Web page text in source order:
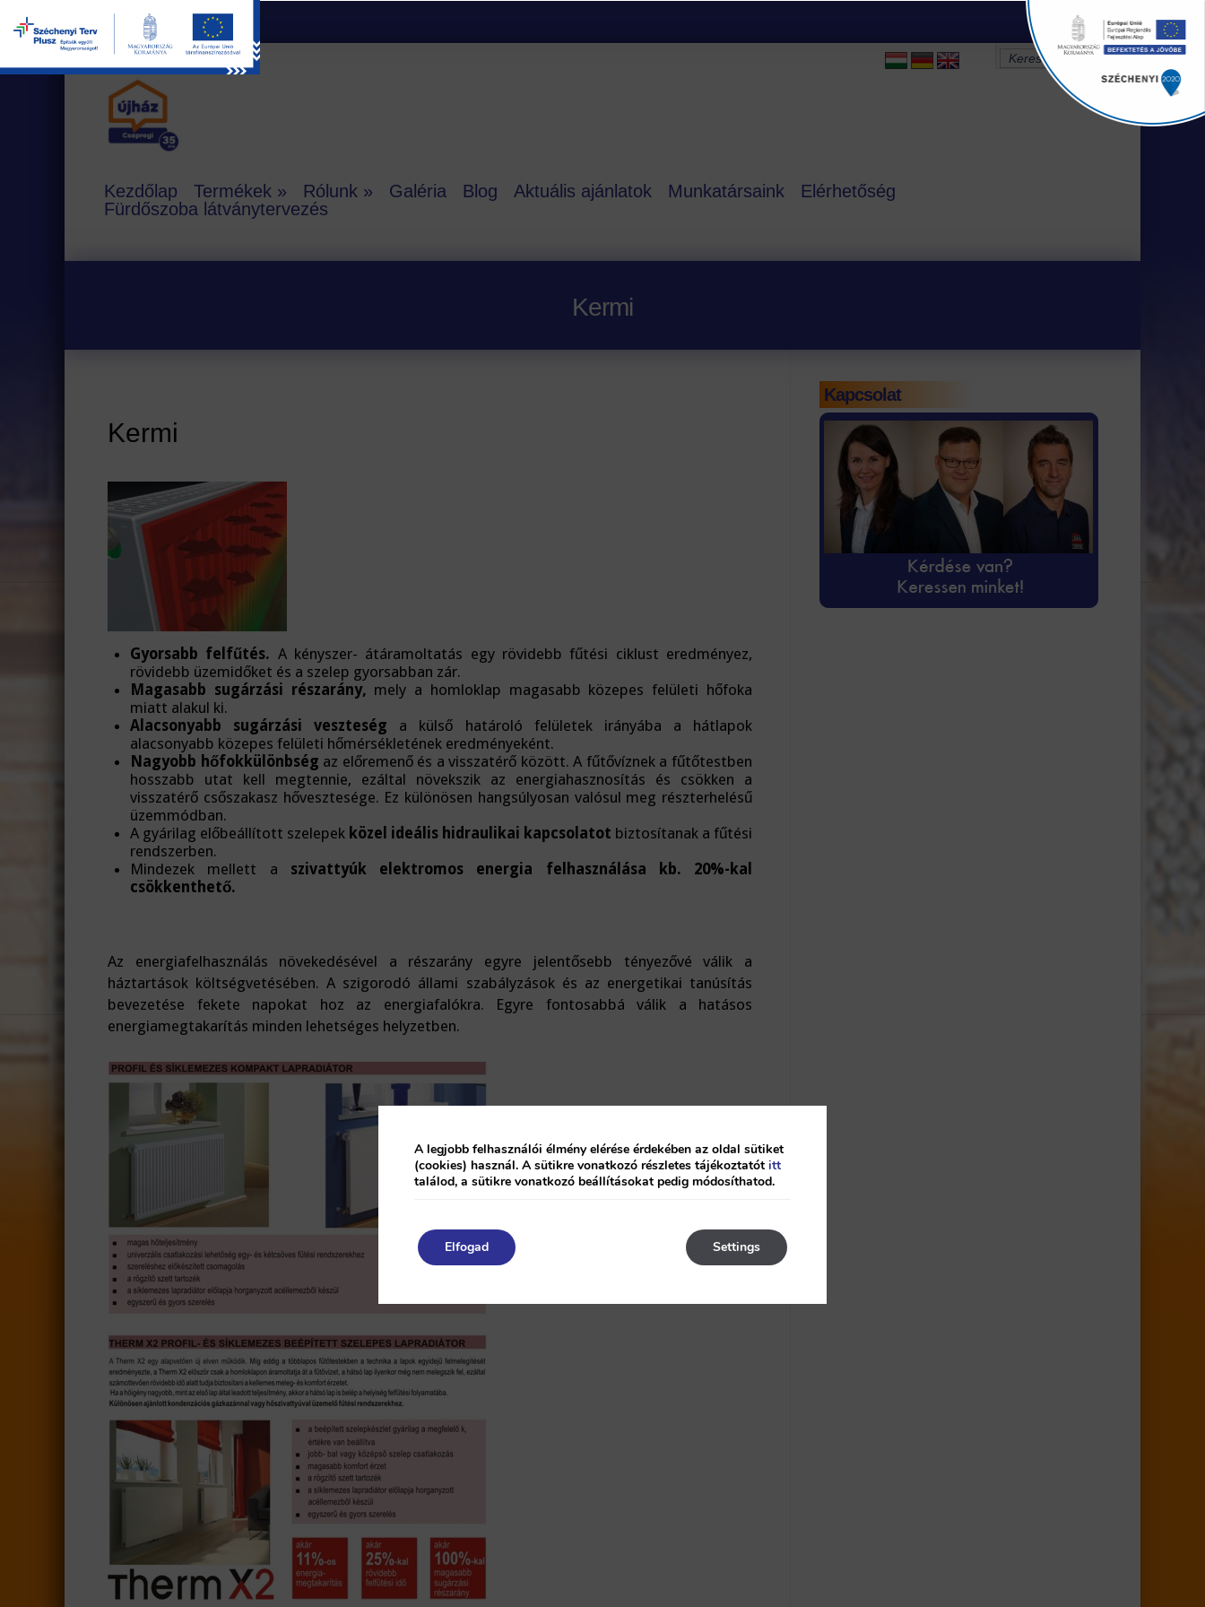
Kezdőlap Termékek Rólunk Galéria Blog Aktuális ajánlatok Munkatársaink
Elérhetőség
Fürdőszoba látványtervezés
Kermi
Kermi
Gyorsabb felfűtés. A kényszer- átáramoltatás egy rövidebb fűtési ciklust eredményez,
rövidebb üzemidőket és a szelep gyorsabban zár.
Magasabb sugárzási részarány, mely a homloklap magasabb közepes felületi hőfoka
miatt alakul ki.
Alacsonyabb sugárzási veszteség a külső határoló felületek irányába a hátlapok
alacsonyabb közepes felületi hőmérsékletének eredményeként.
Nagyobb hőfokkülönbség az előremenő és a visszatérő között. A fűtővíznek a fűtőtestben
hosszabb utat kell megtennie, ezáltal növekszik az energiahasznosítás és csökken a
visszatérő csőszakasz hővesztesége. Ez különösen hangsúlyosan valósul meg részterhelésű
üzemmódban.
A gyárilag előbeállított szelepek közel ideális hidraulikai kapcsolatot biztosítanak a fűtési
rendszerben.
Mindezek mellett a szivattyúk elektromos energia felhasználása kb. 20%-kal
csökkenthető.
Az energiafelhasználás növekedésével a részarány egyre jelentősebb tényezővé válik a
háztartások költségvetésében. A szigorodó állami szabályzások és az energetikai tanúsítás
bevezetése fekete napokat hoz az energiafalókra. Egyre fontosabbá válik a hatásos
energiamegtakarítás minden lehetséges helyzetben.
Kapcsolat
A legjobb felhasználói élmény elérése érdekében az oldal sütiket
(cookies) használ. A sütikre vonatkozó részletes tájékoztatót itt
találod, a sütikre vonatkozó beállításokat pedig módosíthatod.
Elfogad Settings